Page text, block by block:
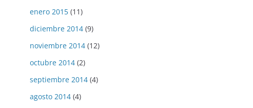
enero 2015 (11)
diciembre 2014 (9)
noviembre 2014 (12)
octubre 2014 (2)
septiembre 2014 (4)
agosto 2014 (4)